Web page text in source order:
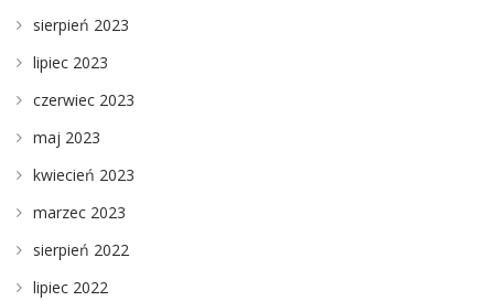
sierpień 2023
lipiec 2023
czerwiec 2023
maj 2023
kwiecień 2023
marzec 2023
sierpień 2022
lipiec 2022